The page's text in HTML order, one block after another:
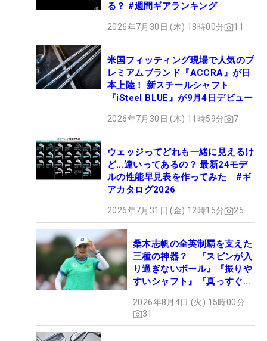
る？ #週間ギアランキング
2026年7月30日 (木) 18時00分 11
米国フィッティング現場で人気のプ
レミアムブランド『ACCRA』が日
本上陸！ 新スチールシャフト
『iSteel BLUE』が9月4日デビュー
2026年7月30日 (木) 11時59分 7
ウェッジってどれも一緒に見えるけ
ど…違いってあるの？ 最新24モデ
ルの性能早見表を作ってみた #ギ
アカタログ2026
2026年7月31日 (金) 12時15分 25
桑木志帆の全英制覇を支えた
三種の神器？ 『スピンが入
り過ぎないボール』『振りや
すいシャフト』『真っすぐ飛
セッティング
2026年8月4日 (火) 15時00分
31